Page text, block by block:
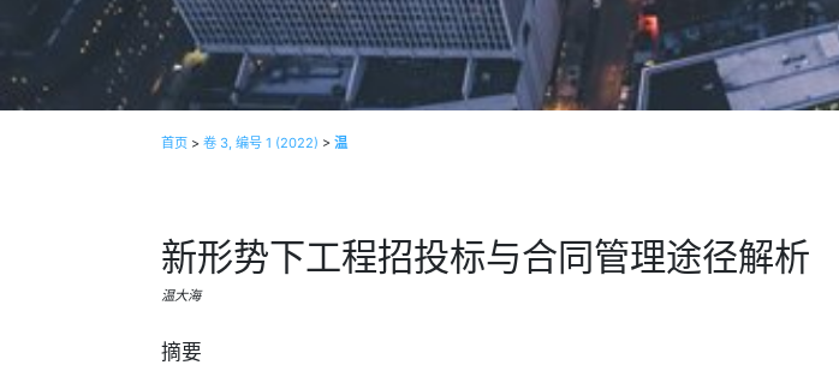
首页 >卷 3, 编号 1 (2022) >温
新形势下工程招投标与合同管理途径解析
温大海
摘要